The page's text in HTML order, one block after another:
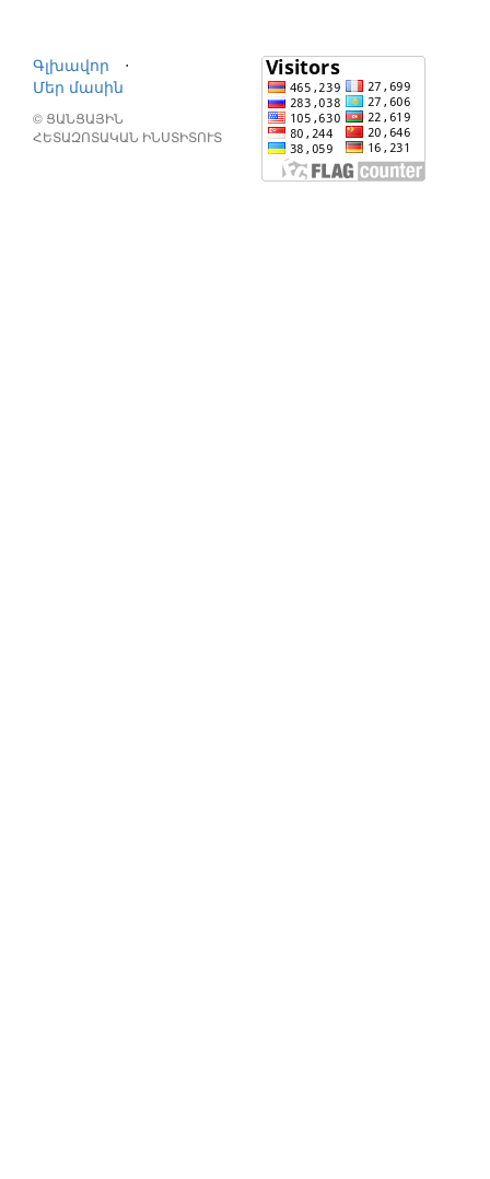
Գլխավոր
⋅
Մեր մասին
© ՑԱՆՑԱՅԻՆ
ՀԵՏԱԶՈՏԱԿԱՆ ԻՆՍՏԻՏՈՒՏ